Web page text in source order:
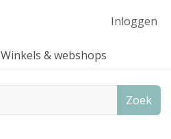
Inloggen
Winkels & webshops
Zoek